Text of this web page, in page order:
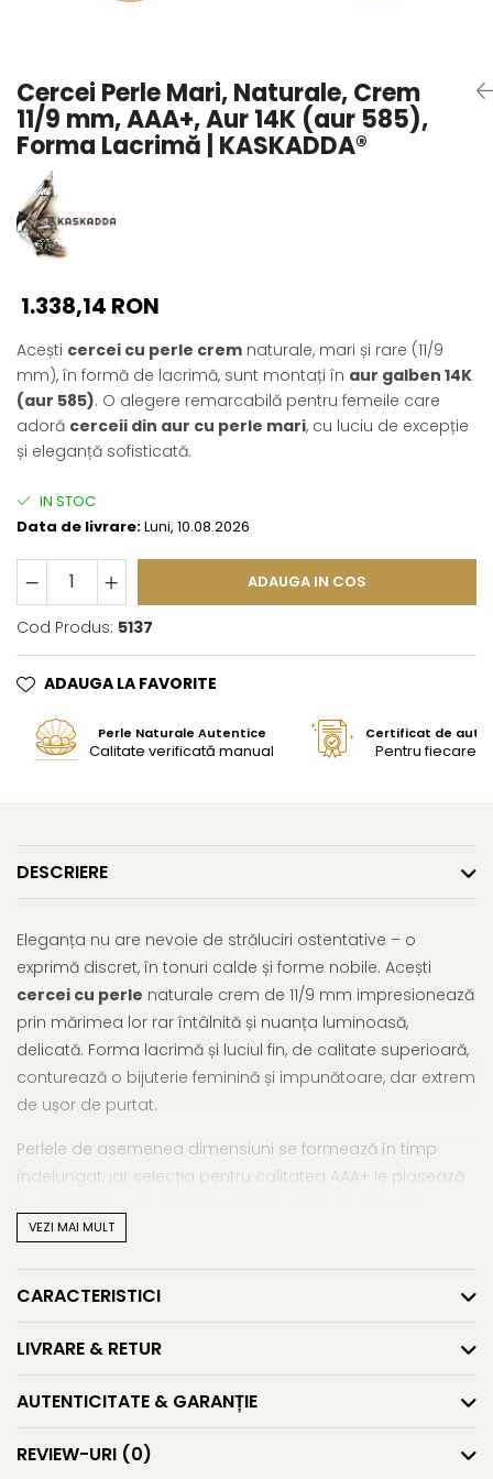
Pandantive cu Perle
Brose cu Perle
Cercei Perle Mari, Naturale, Crem
11/9 mm, AAA+, Aur 14K (aur 585),
Forma Lacrimă | KASKADDA®
1.338,14 RON
Acești cercei cu perle crem naturale, mari și rare (11/9
mm), în formă de lacrimă, sunt montați în aur galben 14K
(aur 585). O alegere remarcabilă pentru femeile care
adoră cerceii din aur cu perle mari, cu luciu de excepție
și eleganță sofisticată.
IN STOC
Data de livrare:Luni, 10.08.2026
ADAUGA IN COS
Cod Produs: 5137
ADAUGA LA FAVORITE
Perle Naturale Autentice
Calitate verificată manual
Certificat de
Pentru fiecare
DESCRIERE
Eleganța nu are nevoie de străluciri ostentative – o
exprimă discret, în tonuri calde și forme nobile. Acești
cercei cu perle naturale crem de 11/9 mm impresionează
prin mărimea lor rar întâlnită și nuanța luminoasă,
delicată. Forma lacrimă și luciul fin, de calitate superioară,
conturează o bijuterie feminină și impunătoare, dar extrem
de ușor de purtat.
Perlele de asemenea dimensiuni se formează în timp
îndelungat, iar selecția pentru calitatea AAA+ le plasează
Montura este lucrată în
confort. Sunt bijuterii care atrag priviri și inspiră respect,
Dacă ești în căutarea unor piese de impact, îți sugerăm
întreaga colecție decercei cu perle
Caracteristici tehnice
VEZI MAI MULT
CARACTERISTICI
LIVRARE & RETUR
AUTENTICITATE & GARANȚIE
REVIEW-URI (0)